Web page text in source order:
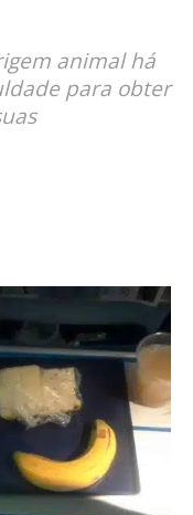
animal há
para obter